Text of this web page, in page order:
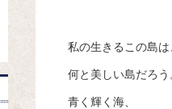
私の生きるこの島は
何と美しい島だろう
青く輝く海、